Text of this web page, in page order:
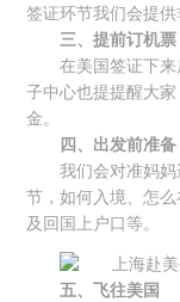
签证环节我们会提供
三、提前订机票
在美国签证下
子中心也提提醒大
金。
四、出发前准备
我们会对准妈
节，如何入境、怎
及回国上户口等。
五、飞往美国